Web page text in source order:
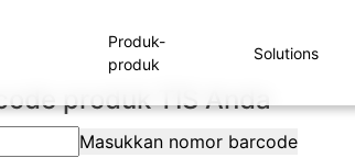
Produk-
produk
Solutions
produk TIS Anda
Masukkan nomor barcode